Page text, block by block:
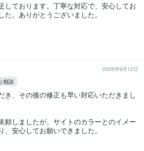
しております。丁寧な対応で、安心してお
。ありがとうございました。
2025年9月12日
相談
き、その後の修正も早い対応いただきまし
頼しましたが、サイトのカラーとのイメー
安心してお願いできました。